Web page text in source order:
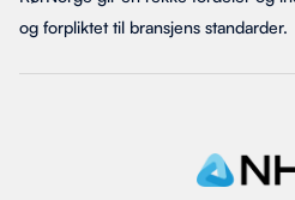
og forpliktet til bransjens standarder.